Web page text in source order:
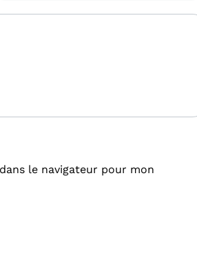
le navigateur pour mon